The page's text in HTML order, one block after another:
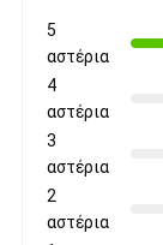
5
αστέρια
4
αστέρια
3
αστέρια
2
αστέρια